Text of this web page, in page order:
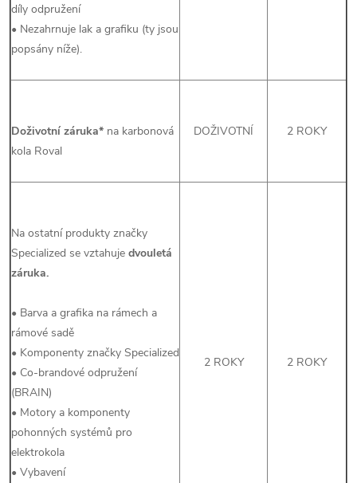
díly odpružení
• Nezahrnuje lak a grafiku (ty jsou
popsány níže).
Doživotní záruka* na karbonová
kola Roval
DOŽIVOTNÍ 2 ROKY
Na ostatní produkty značky
Specialized se vztahuje dvouletá
záruka.
• Barva a grafika na rámech a
rámové sadě
• Komponenty značky Specialized
• Co-brandové odpružení
(BRAIN)
• Motory a komponenty
pohonných systémů pro
elektrokola
• Vybavení
2 ROKY 2 ROKY